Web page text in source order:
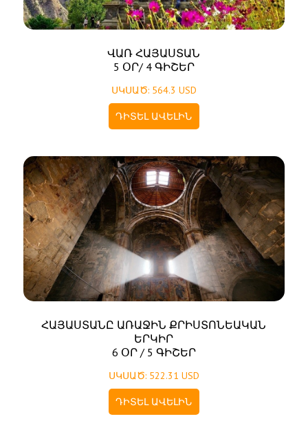
ՎԱՌ ՀԱՅԱՍՏԱՆ
5 ՕՐ/ 4 ԳԻՇԵՐ
ՍԿՍԱԾ: 564.3 USD
ԴԻՏԵԼ ԱՎԵԼԻՆ
ՀԱՅԱՍՏԱՆԸ ԱՌԱՋԻՆ ՔՐԻՍՏՈՆԵԱԿԱՆ
ԵՐԿԻՐ
6 ՕՐ / 5 ԳԻՇԵՐ
ՍԿՍԱԾ: 522.31 USD
ԴԻՏԵԼ ԱՎԵԼԻՆ